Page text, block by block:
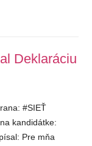
Deklaráciu
#SIEŤ
kandidátke:
Pre mňa